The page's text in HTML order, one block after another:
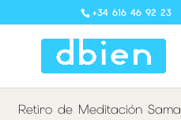
+34 616 46 92 23
Retiro de Meditación